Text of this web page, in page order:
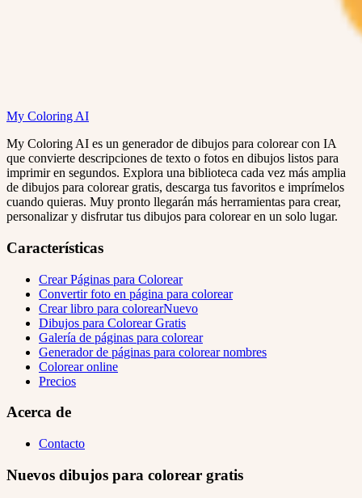
My Coloring AI
My Coloring AI es un generador de dibujos para colorear con IA
que convierte descripciones de texto o fotos en dibujos listos para
imprimir en segundos. Explora una biblioteca cada vez más amplia
de dibujos para colorear gratis, descarga tus favoritos e imprímelos
cuando quieras. Muy pronto llegarán más herramientas para crear,
personalizar y disfrutar tus dibujos para colorear en un solo lugar.
Características
Crear Páginas para Colorear
Convertir foto en página para colorear
Crear libro para colorearNuevo
Dibujos para Colorear Gratis
Galería de páginas para colorear
Generador de páginas para colorear nombres
Colorear online
Precios
Acerca de
Contacto
Nuevos dibujos para colorear gratis